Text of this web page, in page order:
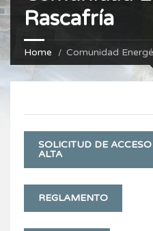
Rascafría
Home Comunidad
SOLICITUD DE
ALTA
REGLAMENTO